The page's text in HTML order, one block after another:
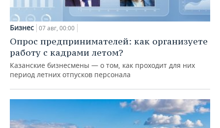
Бизнес 07 авг, 00:00
Опрос предпринимателей: как организуете
работу с кадрами летом?
Казанские бизнесмены — о том, как проходит для них
период летних отпусков персонала